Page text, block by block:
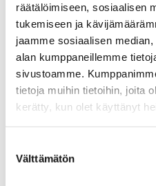
räätälöimiseen, sosiaalisen
tukemiseen ja
jaamme sosiaalisen
alan kumppaneillemme
sivustoamme.
tietoja muihin tietoihin, joita
kerätty, kun olet käyttänyt
valinta
Välttämätön
Niina Mäntylä
Professori,